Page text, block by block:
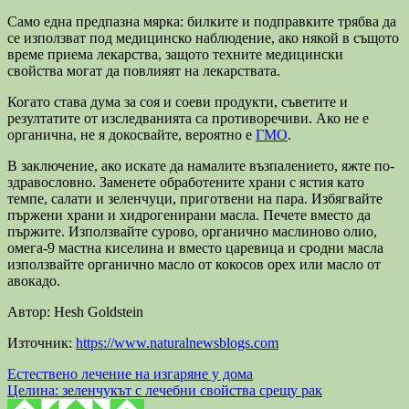
Само една предпазна мярка: билките и подправките трябва да
се използват под медицинско наблюдение, ако някой в същото
време приема лекарства, защото техните медицински
свойства могат да повлияят на лекарствата.
Когато става дума за соя и соеви продукти, съветите и
резултатите от изследванията са противоречиви. Ако не е
органична, не я докосвайте, вероятно е ГМО.
В заключение, ако искате да намалите възпалението, яжте по-
здравословно. Заменете обработените храни с ястия като
темпе, салати и зеленчуци, приготвени на пара. Избягвайте
пържени храни и хидрогенирани масла. Печете вместо да
пържите. Използвайте сурово, органично маслиново олио,
омега-9 мастна киселина и вместо царевица и сродни масла
използвайте органично масло от кокосов орех или масло от
авокадо.
Автор: Hesh Goldstein
Източник: https://www.naturalnewsblogs.com
Навигация
Естествено лечение на изгаряне у дома
Целина: зеленчукът с лечебни свойства срещу рак